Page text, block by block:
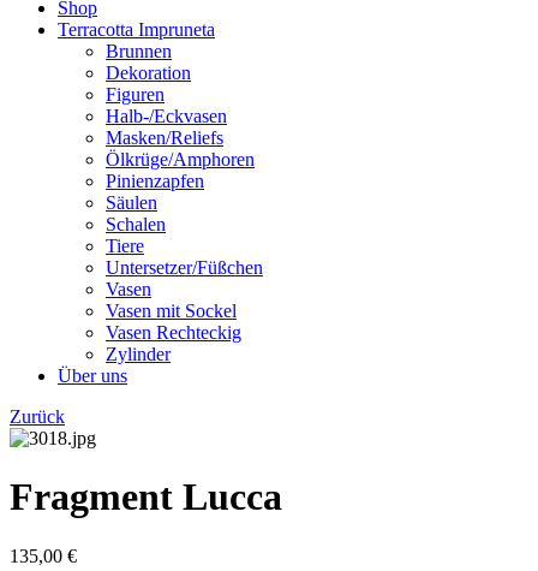
Shop
Terracotta Impruneta
Brunnen
Dekoration
Figuren
Halb-/Eckvasen
Masken/Reliefs
Ölkrüge/Amphoren
Pinienzapfen
Säulen
Schalen
Tiere
Untersetzer/Füßchen
Vasen
Vasen mit Sockel
Vasen Rechteckig
Zylinder
Über uns
Zurück
Fragment Lucca
135,00 €